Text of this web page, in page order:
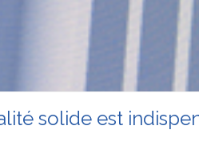
solide est